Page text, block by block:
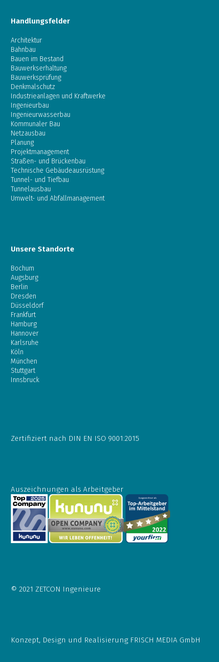
Handlungsfelder
Architektur
Bahnbau
Bauen im Bestand
Bauwerkserhaltung
Bauwerksprüfung
Denkmalschutz
Industrieanlagen und Kraftwerke
Ingenieurbau
Ingenieurwasserbau
Kommunaler Bau
Netzausbau
Planung
Projektmanagement
Straßen- und Brückenbau
Technische Gebäudeausrüstung
Tunnel- und Tiefbau
Tunnelausbau
Umwelt- und Abfallmanagement
Unsere Standorte
Bochum
Augsburg
Berlin
Dresden
Düsseldorf
Frankfurt
Hamburg
Hannover
Karlsruhe
Köln
München
Stuttgart
Innsbruck
Zertifiziert nach DIN EN ISO 9001:2015
Auszeichnungen als Arbeitgeber
© 2021 ZETCON Ingenieure
Konzept, Design und Realisierung FRISCH MEDIA GmbH